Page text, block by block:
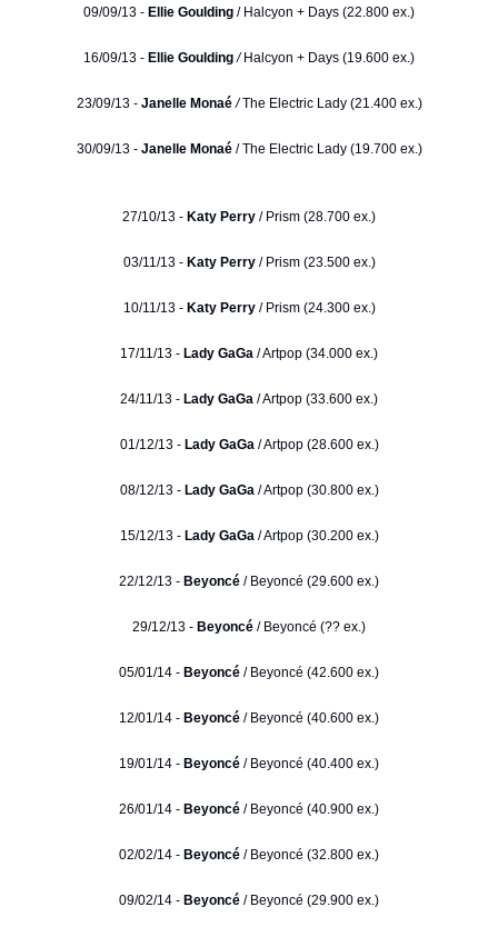
09/09/13 - Ellie Goulding / Halcyon + Days (22.800 ex.)
16/09/13 - Ellie Goulding /Halcyon + Days (19.600 ex.)
23/09/13 - Janelle Monaé /The Electric Lady (21.400 ex.)
30/09/13 - Janelle Monaé/ The Electric Lady (19.700 ex.)
27/10/13 - Katy Perry / Prism (28.700 ex.)
03/11/13 - Katy Perry/ Prism (23.500 ex.)
10/11/13 - Katy Perry/ Prism (24.300 ex.)
17/11/13 - Lady GaGa / Artpop (34.000 ex.)
24/11/13 - Lady GaGa / Artpop (33.600 ex.)
01/12/13 - Lady GaGa/ Artpop (28.600 ex.)
08/12/13 - Lady GaGa/ Artpop (30.800 ex.)
15/12/13 - Lady GaGa/ Artpop (30.200 ex.)
22/12/13 - Beyoncé / Beyoncé (29.600 ex.)
29/12/13 - Beyoncé / Beyoncé (?? ex.)
05/01/14 - Beyoncé / Beyoncé (42.600 ex.)
12/01/14 - Beyoncé / Beyoncé (40.600 ex.)
19/01/14 - Beyoncé / Beyoncé (40.400 ex.)
26/01/14 - Beyoncé / Beyoncé (40.900 ex.)
02/02/14 - Beyoncé / Beyoncé (32.800 ex.)
09/02/14 - Beyoncé / Beyoncé (29.900 ex.)